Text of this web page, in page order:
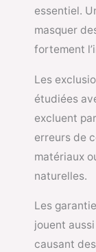
essentiel.
masquer
fortement
Les
étudiées
excluent
erreurs de
matériaux
naturelles.
Les
jouent
causant